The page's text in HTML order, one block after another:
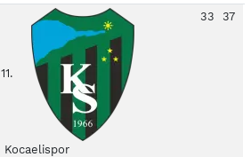
11.
Kocaelispor
33 37